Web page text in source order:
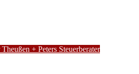
+ Peters Steuerberater